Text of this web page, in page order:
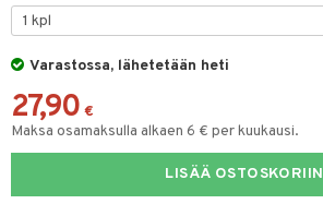
Varastossa, lähetetään heti
27,90 €
Maksa osamaksulla alkaen 6 € per kuukausi.
LISÄÄ OSTOSKORIIN
& Vihannesveitset
sisustus
tarvikkeita
koristelu